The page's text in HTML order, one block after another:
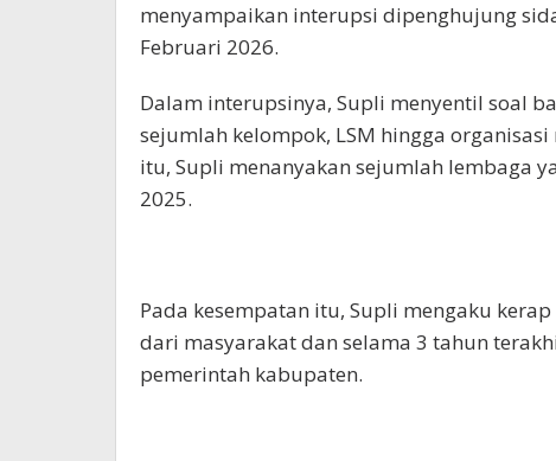
menyampaikan interupsi dipenghujung
Februari 2026.
Dalam interupsinya, Supli menyentil soal
sejumlah kelompok, LSM hingga
itu, Supli menanyakan sejumlah lembaga
2025.
Pada kesempatan itu, Supli mengaku
dari masyarakat dan selama 3 tahun
pemerintah kabupaten.